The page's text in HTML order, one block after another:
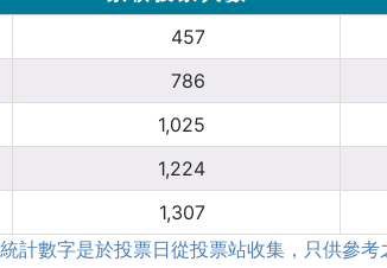
457
786
1,025
1,224
1,307
計數字是於投票日從投票站收集，只供參考